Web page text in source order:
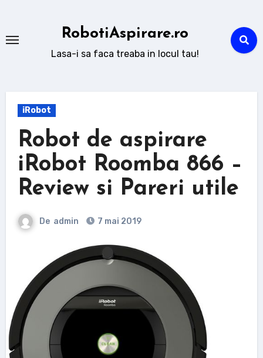
conținut
RobotiAspirare.ro
Lasa-i sa faca treaba in locul tau!
iRobot
Robot de aspirare
iRobot Roomba 866 –
Review si Pareri utile
De admin 7 mai 2019